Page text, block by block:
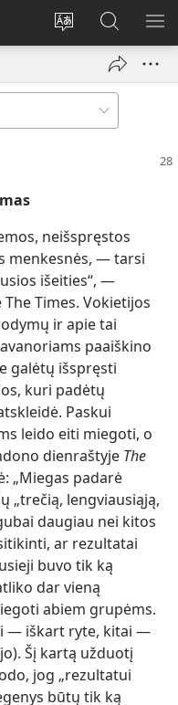
Pakeisti
svetainės
Prisijungti
(atsiveria Paieška
svetainėje
JW.ORG
neišspręstos
menkesnės, — tarsi
išeities“, —
Times. Vokietijos
ir apie tai
paaiškino
galėtų išspręsti
kuri padėtų
Paskui
leido eiti miegoti, o
dienraštyje The
„Miegas padarė
„trečią, lengviausiąją,
daugiau nei kitos
ar rezultatai
buvo tik ką
dar vieną
abiem grupėms.
— iškart ryte, kitai —
Šį kartą užduotį
jog „rezultatui
būtų tik ką